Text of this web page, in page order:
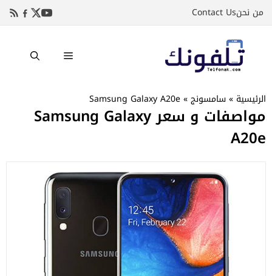
إلىمن نحنContact Us
القائمة
الرئيسية »سامسونج»
Samsung Galaxy A20e
مواصفات و سعر Samsung Galaxy
A20e